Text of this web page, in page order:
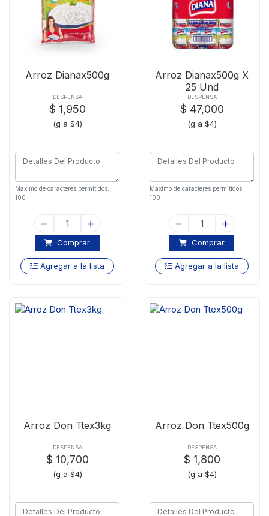
Arroz Dianax500g
DESPENSA
$ 1,950
(g a $4)
Maximo de caracteres permitidos:
100
Comprar
Agregar a la lista
Arroz Dianax500g X
25 Und
DESPENSA
$ 47,000
(g a $4)
Maximo de caracteres permitidos:
100
Comprar
Agregar a la lista
Arroz Don Ttex3kg
DESPENSA
$ 10,700
(g a $4)
Arroz Don Ttex500g
DESPENSA
$ 1,800
(g a $4)